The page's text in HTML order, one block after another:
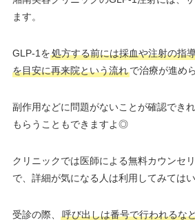
ます。
GLP-1を処方する前には採血や注射の指
を目安に再来院という流れで治療が進め
副作用などに問題がないことが確認でき
もらうこともできますよ◎
クリニックでは医師による無料カウンセ
で、詳細が気になる人は利用してみては
受診の際、
呼び出しは番号で行われるな